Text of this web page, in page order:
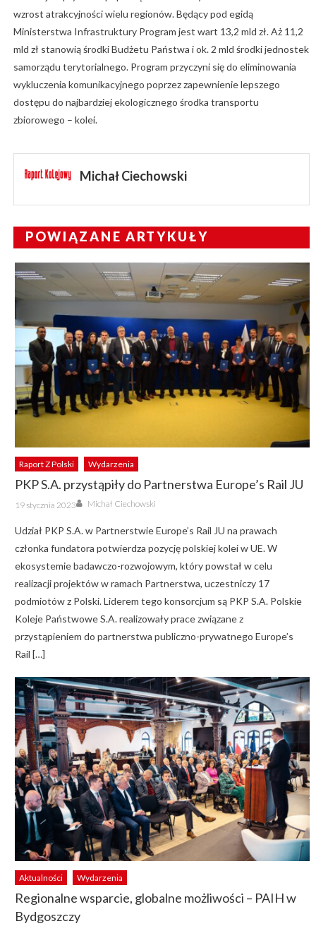
wzrost atrakcyjności wielu regionów. Będący pod egidą
Ministerstwa Infrastruktury Program jest wart 13,2 mld zł. Aż 11,2
mld zł stanowią środki Budżetu Państwa i ok. 2 mld środki jednostek
samorządu terytorialnego. Program przyczyni się do eliminowania
wykluczenia komunikacyjnego poprzez zapewnienie lepszego
dostępu do najbardziej ekologicznego środka transportu
zbiorowego – kolei.
Michał Ciechowski
POWIĄZANE ARTYKUŁY
Raport Z Polski Wydarzenia
PKP S.A. przystąpiły do Partnerstwa Europe’s Rail JU
Posted
on
19 stycznia 2023 Author
Michał Ciechowski
Udział PKP S.A. w Partnerstwie Europe’s Rail JU na prawach
członka fundatora potwierdza pozycję polskiej kolei w UE. W
ekosystemie badawczo-rozwojowym, który powstał w celu
realizacji projektów w ramach Partnerstwa, uczestniczy 17
podmiotów z Polski. Liderem tego konsorcjum są PKP S.A. Polskie
Koleje Państwowe S.A. realizowały prace związane z
przystąpieniem do partnerstwa publiczno-prywatnego Europe’s
Rail […]
Aktualności Wydarzenia
Regionalne wsparcie, globalne możliwości – PAIH w
Bydgoszczy